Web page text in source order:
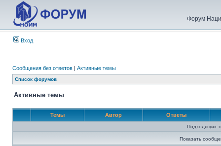
Форум
Вход
Сообщения без ответов | Активные темы
Список форумов
Активные темы
Темы Автор Ответы
Подходящих
Показать